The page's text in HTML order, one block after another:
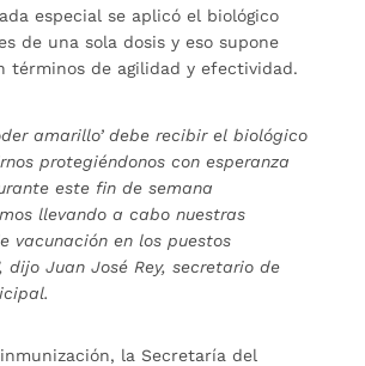
especial se aplicó el biológico
de una sola dosis y eso supone
términos de agilidad y efectividad.
amarillo’ debe recibir el biológico
protegiéndonos con esperanza
este fin de semana
llevando a cabo nuestras
vacunación en los puestos
dijo Juan José Rey, secretario de
la Secretaría del